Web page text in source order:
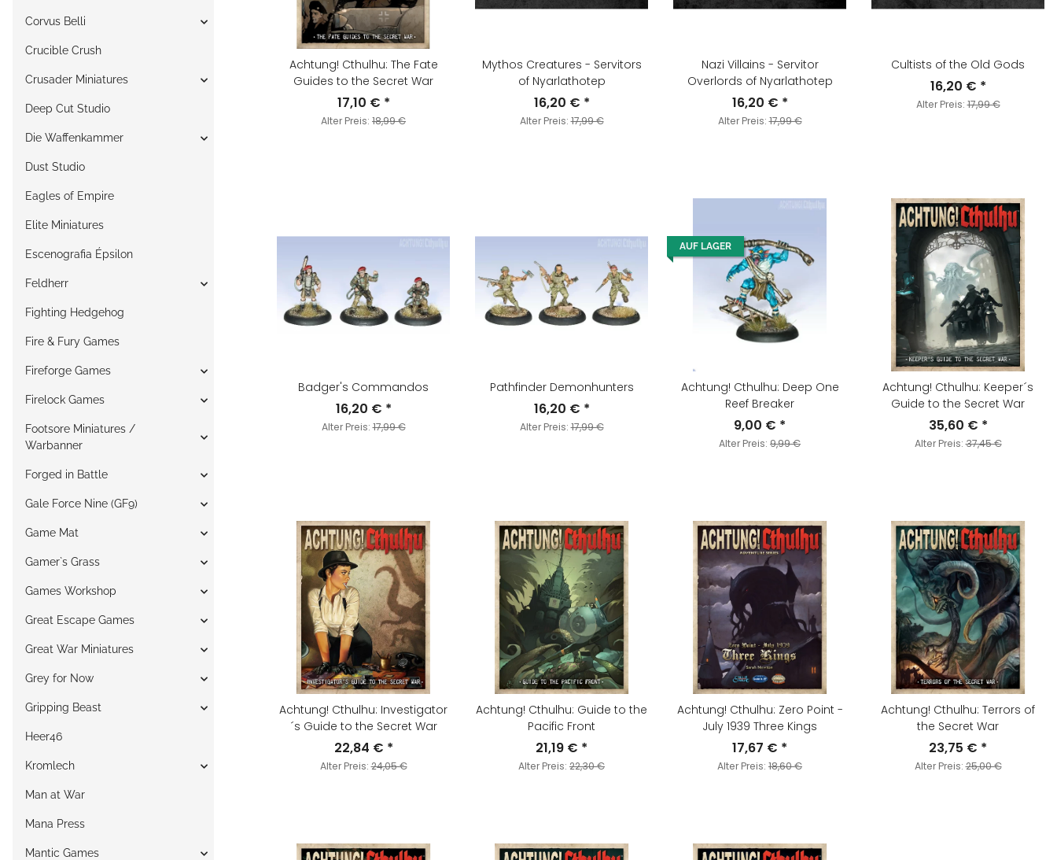
Achtung! Cthulhu: The Fate
Guides to the Secret War
17,10 € *
Alter Preis: 18,99 €
Mythos Creatures - Servitors
of Nyarlathotep
16,20 € *
Alter Preis:17,99 €
Nazi Villains - Servitor
Overlords of Nyarlathotep
16,20 € *
Alter Preis:17,99 €
Cultists of the Old Gods
16,20 € *
Alter Preis:17,99 €
Badger's Commandos
16,20 € *
Alter Preis:17,99 €
Pathfinder Demonhunters
16,20 € *
Alter Preis:17,99 €
AUF LAGER
Achtung! Cthulhu: Deep One
Reef Breaker
9,00 € *
Alter Preis: 9,99 €
Achtung! Cthulhu: Keeper´s
Guide to the Secret War
35,60 € *
Alter Preis:37,45 €
Achtung! Cthulhu: Investigator
´s Guide to the Secret War
22,84 € *
Alter Preis:24,05 €
Achtung! Cthulhu: Guide to the
Pacific Front
21,19 € *
Alter Preis: 22,30 €
Achtung! Cthulhu: Zero Point -
July 1939 Three Kings
17,67 € *
Alter Preis: 18,60 €
Achtung! Cthulhu: Terrors of
the Secret War
23,75 € *
Alter Preis:25,00 €
Corvus Belli
Crucible Crush
Crusader Miniatures
Deep Cut Studio
Die Waffenkammer
Dust Studio
Eagles of Empire
Elite Miniatures
Escenografia Épsilon
Feldherr
Fighting Hedgehog
Fire & Fury Games
Fireforge Games
Firelock Games
Footsore Miniatures /
Warbanner
Forged in Battle
Gale Force Nine (GF9)
Game Mat
Gamer`s Grass
Games Workshop
Great Escape Games
Great War Miniatures
Grey for Now
Gripping Beast
Heer46
Kromlech
Man at War
Mana Press
Mantic Games